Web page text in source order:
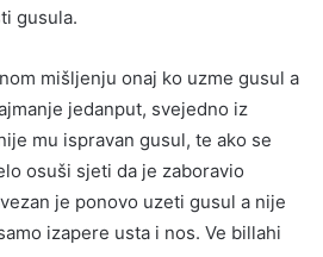
gusula.
mišljenju onaj ko uzme gusul a
jedanput, svejedno iz
mu ispravan gusul, te ako se
osuši sjeti da je zaboravio
je ponovo uzeti gusul a nije
izapere usta i nos. Ve billahi